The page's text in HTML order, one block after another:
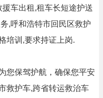
车出租,租车长短途护送
,呼和浩特市回民区救护
培训,要求持证上岗.
您保驾护航，确保您平安
救护车,跨省转运救治车